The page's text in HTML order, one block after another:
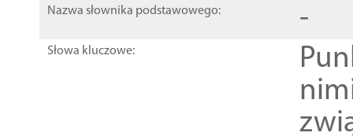
Nazwa słownika podstawowego: -
Słowa kluczowe: